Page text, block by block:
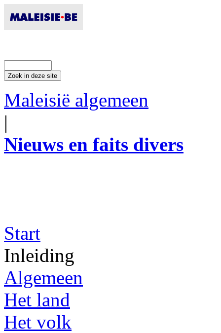
Maleisië algemeen
|
Nieuws en faits divers
Start
Inleiding
Algemeen
Het land
Het volk